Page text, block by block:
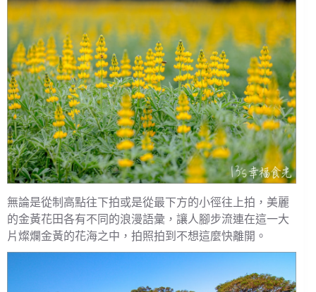
無論是從制高點往下拍或是從最下方的小徑往上拍，美麗
的金黃花田各有不同的浪漫語彙，讓人腳步流連在這一大
片燦爛金黃的花海之中，拍照拍到不想這麼快離開。